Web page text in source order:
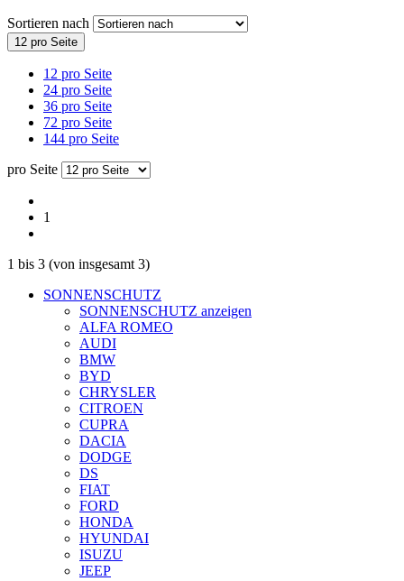
Sortieren nach
12 pro Seite
12 pro Seite
24 pro Seite
36 pro Seite
72 pro Seite
144 pro Seite
pro Seite
1
1 bis 3 (von insgesamt 3)
SONNENSCHUTZ
SONNENSCHUTZ anzeigen
ALFA ROMEO
AUDI
BMW
BYD
CHRYSLER
CITROEN
CUPRA
DACIA
DODGE
DS
FIAT
FORD
HONDA
HYUNDAI
ISUZU
JEEP